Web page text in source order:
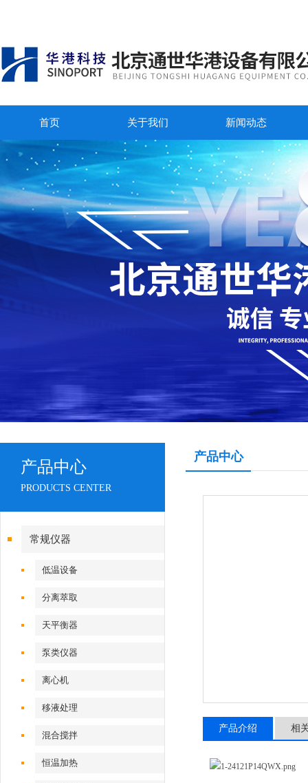
首页 关于我们 新闻动态
产品中心
PRODUCTS CENTER
常规仪器
低温设备
分离萃取
天平衡器
泵类仪器
离心机
移液处理
混合搅拌
恒温加热
产品中心
产品介绍 相